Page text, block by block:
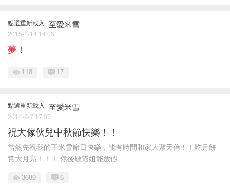
點選重新載入 至愛米雪
2015-2-14 14:05
夢！
118 17
點選重新載入 至愛米雪
2014-9-7 17:37
祝大傢伙兒中秋節快樂！！
當然先祝我的王米雪節日快樂，能有時間和家人聚天倫！！吃月餅
賞大月亮！！！ 然後敏霞姐能放假 ...
3689 6